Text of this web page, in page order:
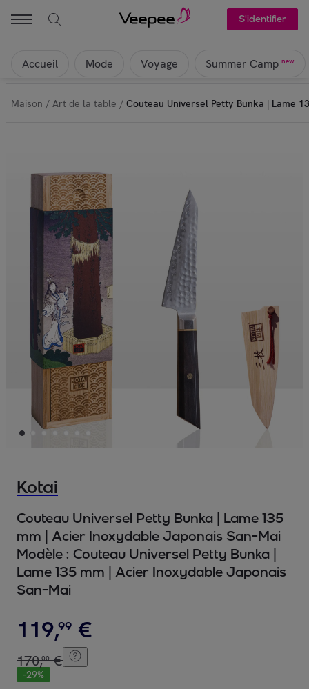
S'identifier
Accueil Mode Voyage Summer Camp new
Maison / Art de la table / Couteau Universel Petty Bunka | Lame
Kotai
Couteau Universel Petty Bunka | Lame 135
mm | Acier Inoxydable Japonais San-Mai
Modèle : Couteau Universel Petty Bunka |
Lame 135 mm | Acier Inoxydable Japonais
San-Mai
119,99 €
170,00 €
-29%